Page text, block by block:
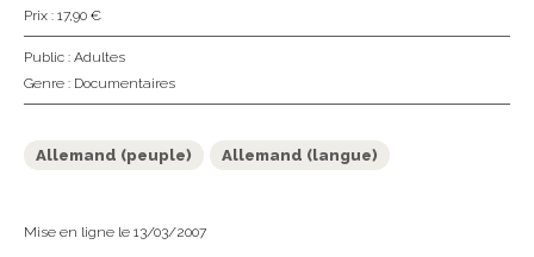
Prix : 17,90 €
Public : Adultes
Genre : Documentaires
Allemand (peuple) Allemand (langue)
Mise en ligne le 13/03/2007